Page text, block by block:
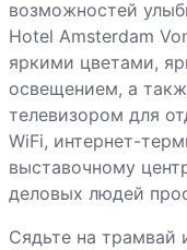
возможностей
Hotel Amsterdam
яркими цветами,
освещением, а
телевизором для
WiFi, интернет-
выставочному
деловых людей
Сядьте на трамвай